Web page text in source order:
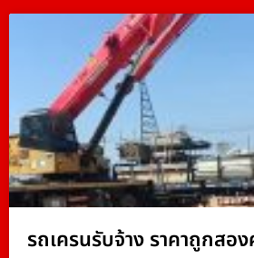
รถเครนรับจ้าง ราคาถูกสอ